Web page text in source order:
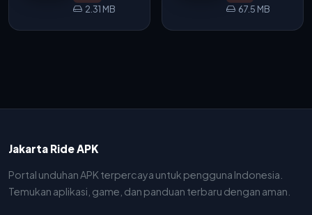
2.31 MB 67.5 MB
Jakarta Ride APK
Portal unduhan APK terpercaya untuk pengguna Indonesia.
Temukan aplikasi, game, dan panduan terbaru dengan aman.